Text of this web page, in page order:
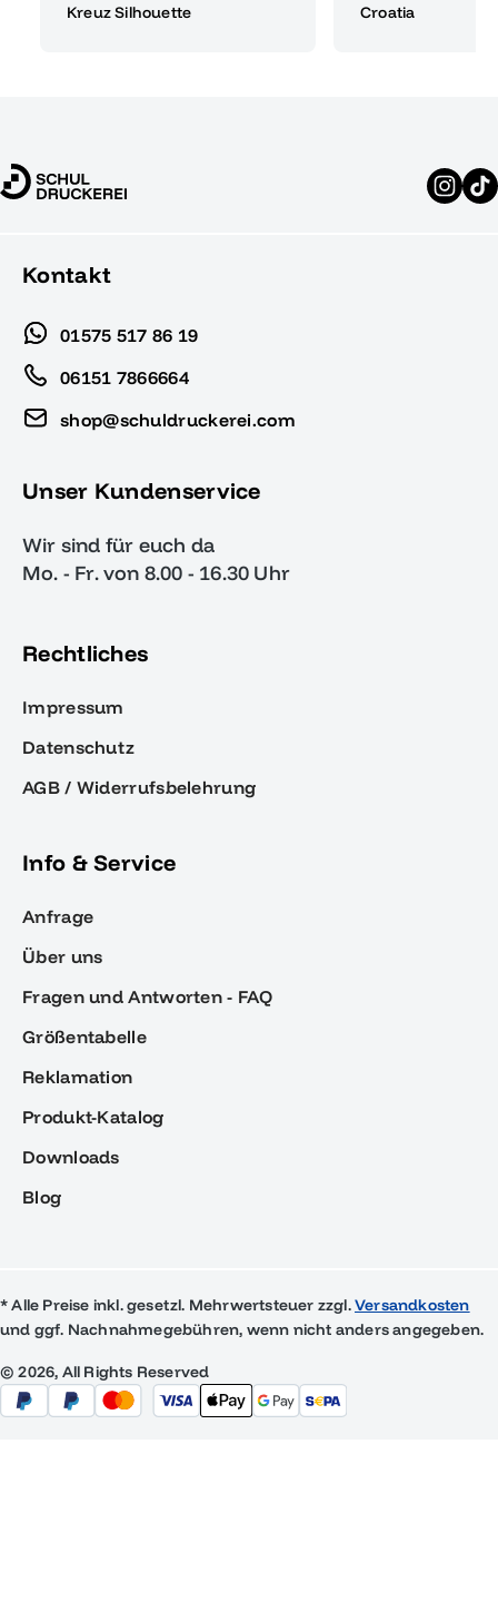
Kreuz Silhouette Croatia
Kontakt
01575 517 86 19
06151 7866664
shop@schuldruckerei.com
Unser Kundenservice
Wir sind für euch da
Mo. - Fr. von 8.00 - 16.30 Uhr
Rechtliches
Impressum
Datenschutz
AGB / Widerrufsbelehrung
Info & Service
Anfrage
Über uns
Fragen und Antworten - FAQ
Größentabelle
Reklamation
Produkt-Katalog
Downloads
Blog
* Alle Preise inkl. gesetzl. Mehrwertsteuer zzgl.Versandkosten
und ggf. Nachnahmegebühren, wenn nicht anders angegeben.
© 2026, All Rights Reserved